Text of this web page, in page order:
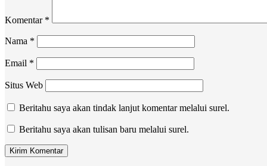
Komentar *
Nama *
Email *
Situs Web
Beritahu saya akan tindak lanjut komentar melalui surel.
Beritahu saya akan tulisan baru melalui surel.